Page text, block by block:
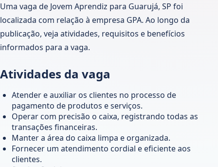
Uma vaga de Jovem Aprendiz para Guarujá, SP foi
localizada com relação à empresa GPA. Ao longo da
publicação, veja atividades, requisitos e benefícios
informados para a vaga.
Atividades da vaga
Atender e auxiliar os clientes no processo de
pagamento de produtos e serviços.
Operar com precisão o caixa, registrando todas as
transações financeiras.
Manter a área do caixa limpa e organizada.
Fornecer um atendimento cordial e eficiente aos
clientes.